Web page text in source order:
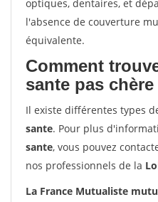
optiques, dentaires, et
l'absence de couverture
équivalente.
Comment
sante pas chère
Il existe différentes types
sante. Pour plus
sante, vous pouvez
nos professionnels de la
La France Mutualiste